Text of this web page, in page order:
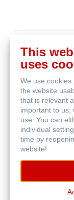
ligne
produits
This
uses
We use
the website
that is relevant
important to us,
use. You can
individual
time by
website!